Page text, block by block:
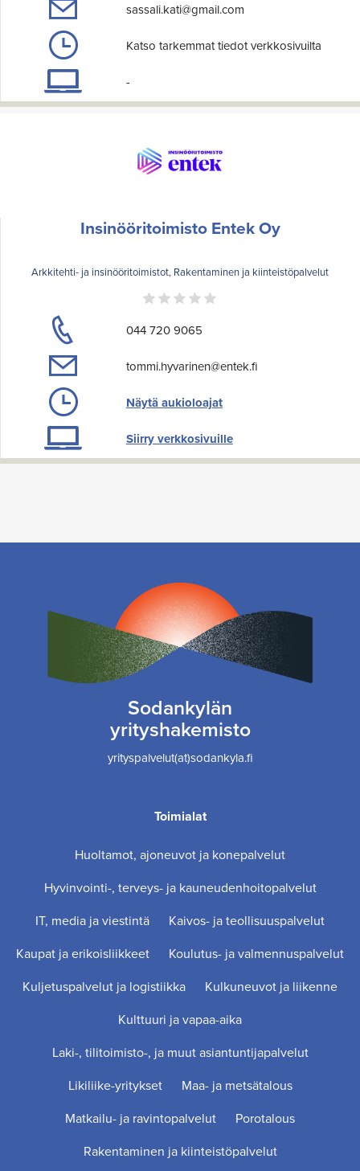
sassali.kati@gmail.com
Katso tarkemmat tiedot verkkosivuilta
-
Insinööritoimisto Entek Oy
Arkkitehti- ja insinööritoimistot, Rakentaminen ja kiinteistöpalvelut
044 720 9065
tommi.hyvarinen@entek.fi
Näytä aukioloajat
Siirry verkkosivuille
Sodankylän
yrityshakemisto
yrityspalvelut(at)sodankyla.fi
Toimialat
Huoltamot, ajoneuvot ja konepalvelut
Hyvinvointi-, terveys- ja kauneudenhoitopalvelut
IT, media ja viestintä
Kaivos- ja teollisuuspalvelut
Kaupat ja erikoisliikkeet
Koulutus- ja valmennuspalvelut
Kuljetuspalvelut ja logistiikka
Kulkuneuvot ja liikenne
Kulttuuri ja vapaa-aika
Laki-, tilitoimisto-, ja muut asiantuntijapalvelut
Likiliike-yritykset
Maa- ja metsätalous
Matkailu- ja ravintopalvelut
Porotalous
Rakentaminen ja kiinteistöpalvelut